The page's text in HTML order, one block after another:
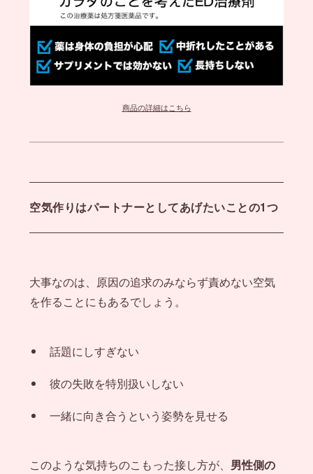
商品の詳細はこちら
空気作りはパートナーとしてあげたいことの1つ
大事なのは、原因の追求のみならず責めない空気
を作ることにもあるでしょう。
話題にしすぎない
彼の失敗を特別扱いしない
一緒に向き合うという姿勢を見せる
このような気持ちのこもった接し方が、 男性側の